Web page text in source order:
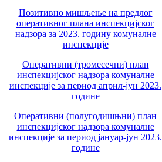
Позитивно мишљење на предлог
оперативног плана инспекцијског
надзора за 2023. годину комуналне
инспекције
Оперативни (тромесечни) план
инспекцијског надзора комуналне
инспекције за период април-јун 2023.
године
Оперативни (полугодишњни) план
инспекцијског надзора комуналне
инспекције за период јануар-јун 2023.
године